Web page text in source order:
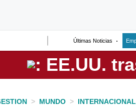
Últimas Noticias
> MUNDO > INTERNACIONAL